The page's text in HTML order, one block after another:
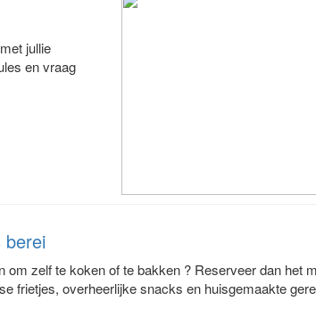
jullie
en vraag
berei
zelf te koken of te bakken ? Reserveer dan het
frietjes, overheerlijke snacks en huisgemaakte